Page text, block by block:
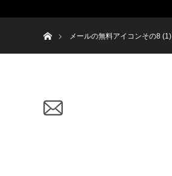
メールの無料アイコンその8 (1)